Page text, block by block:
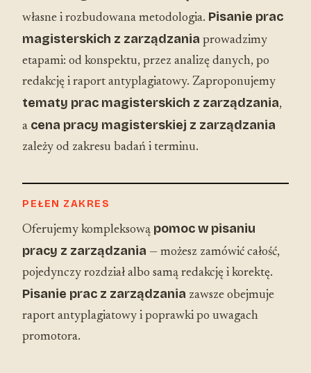
własne i rozbudowana metodologia. Pisanie prac
magisterskich z zarządzania prowadzimy
etapami: od konspektu, przez analizę danych, po
redakcję i raport antyplagiatowy. Zaproponujemy
tematy prac magisterskich z zarządzania,
a cena pracy magisterskiej z zarządzania
zależy od zakresu badań i terminu.
PEŁEN ZAKRES
Oferujemy kompleksową pomoc w pisaniu
pracy z zarządzania — możesz zamówić całość,
pojedynczy rozdział albo samą redakcję i korektę.
Pisanie prac z zarządzania zawsze obejmuje
raport antyplagiatowy i poprawki po uwagach
promotora.